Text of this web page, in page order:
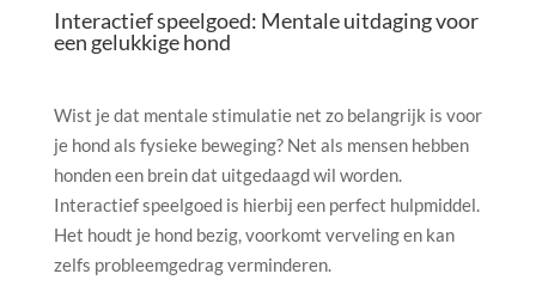
Interactief speelgoed: Mentale uitdaging voor
een gelukkige hond
Wist je dat mentale stimulatie net zo belangrijk is voor
je hond als fysieke beweging? Net als mensen hebben
honden een brein dat uitgedaagd wil worden.
Interactief speelgoed is hierbij een perfect hulpmiddel.
Het houdt je hond bezig, voorkomt verveling en kan
zelfs probleemgedrag verminderen.